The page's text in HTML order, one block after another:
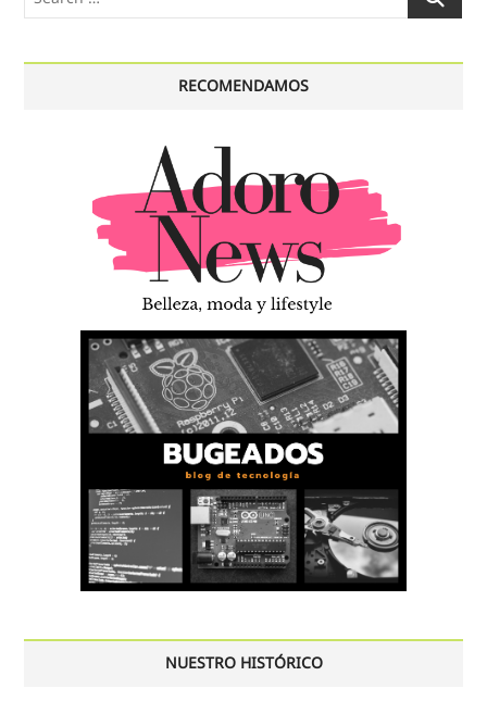
…
RECOMENDAMOS
NUESTRO HISTÓRICO